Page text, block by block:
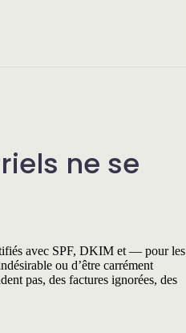
ne se
avec SPF, DKIM et — pour les
ou d’être carrément
pas, des factures ignorées, des